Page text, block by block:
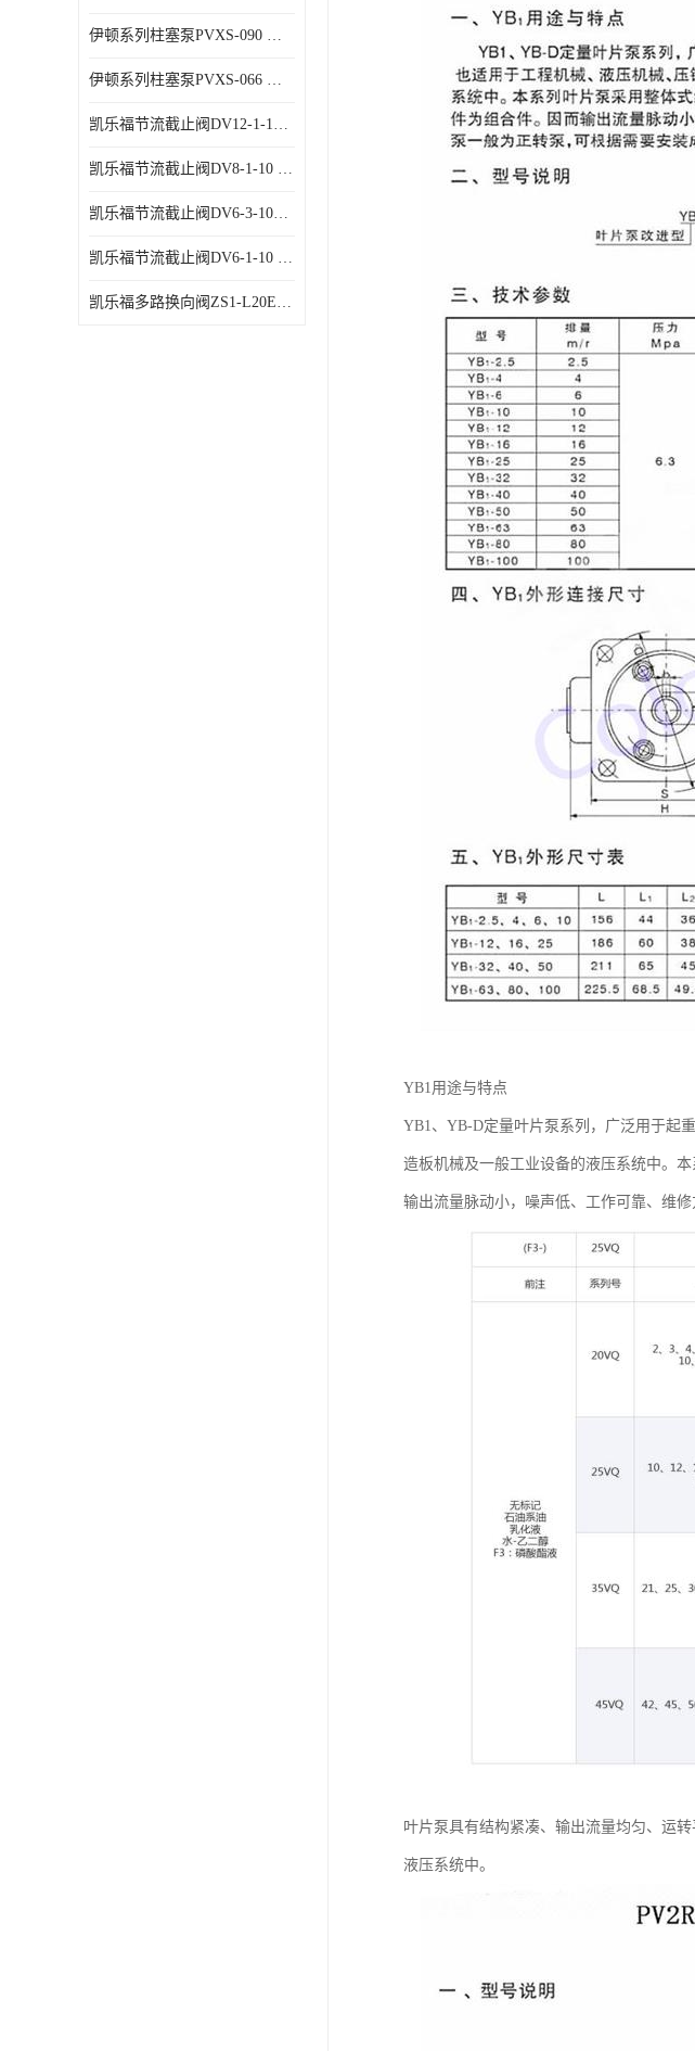
伊顿系列柱塞泵PVXS-090 钢铁厂液压系统增压油泵
伊顿系列柱塞泵PVXS-066 钢铁厂液压系统增压油泵
凯乐福节流截止阀DV12-1-10 液压站节流阀
凯乐福节流截止阀DV8-1-10 液压站节流阀
凯乐福节流截止阀DV6-3-10液压站节流阀
凯乐福节流截止阀DV6-1-10 液压站节流阀
凯乐福多路换向阀ZS1-L20E-OT多路阀厂家
YB1用途与特点
YB1、YB-D定量叶片泵系列，广泛用于起
造板机械及一般工业设备的液压系统中。
输出流量脉动小，噪声低、工作可靠、维
叶片泵具有结构紧凑、输出流量均匀、运
液压系统中。